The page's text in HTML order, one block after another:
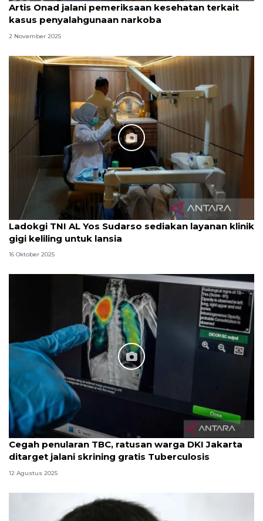
Artis Onad jalani pemeriksaan kesehatan terkait
kasus penyalahgunaan narkoba
2 November 2025
Ladokgi TNI AL Yos Sudarso sediakan layanan klinik
gigi keliling untuk lansia
16 Oktober 2025
Cegah penularan TBC, ratusan warga DKI Jakarta
ditarget jalani skrining gratis Tuberculosis
12 Agustus 2025